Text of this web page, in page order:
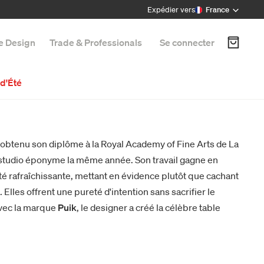
Expédier vers France
Design Trade & Professionals Se connecter
son diplôme à la Royal Academy of Fine Arts de La
éponyme la même année. Son travail gagne en
rafraîchissante, mettant en évidence plutôt que cachant
Elles offrent une pureté d'intention sans sacrifier le
la marque Puik, le designer a créé la célèbre table